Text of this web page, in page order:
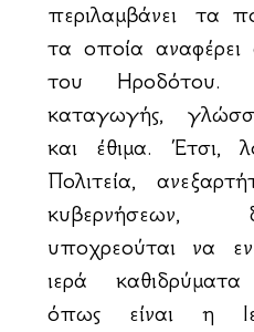
περιλαμβάνει τα
τα οποία αναφέρει
του Ηροδότου.
καταγωγής,
και έθιμα. Έτσι,
Πολιτεία,
κυβερνήσεων,
υποχρεούται να
ιερά
όπως είναι η